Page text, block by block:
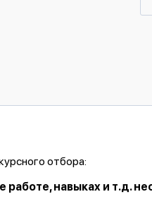
отбора:
навыках и т.д.